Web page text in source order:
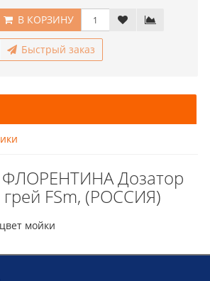
В КОРЗИНУ
Быстрый заказ
Дозатор
FSm, (РОССИЯ)
мойки